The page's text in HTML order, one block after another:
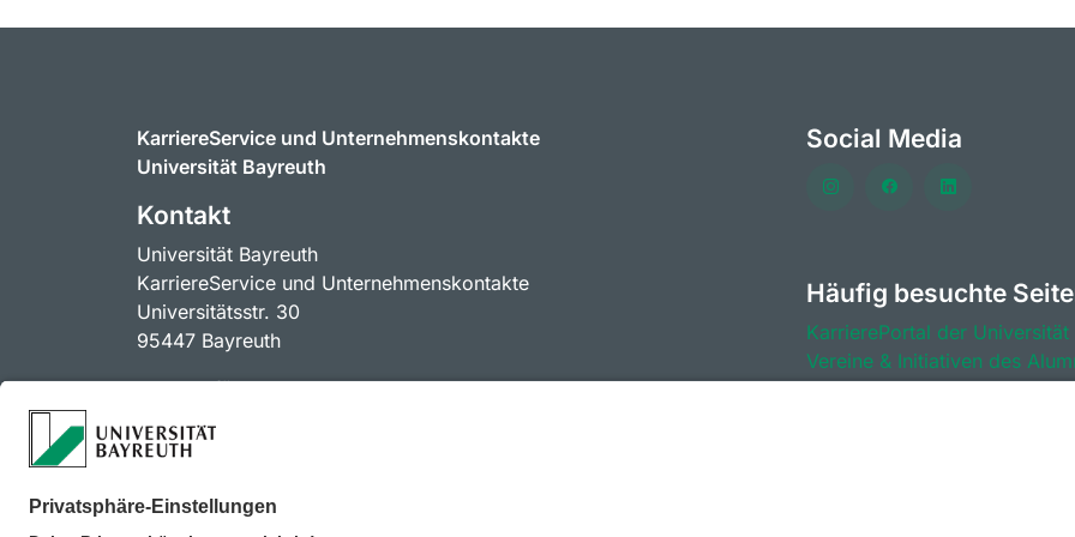
KarriereService und Unternehmenskontakte
Universität Bayreuth
Kontakt
Universität Bayreuth
KarriereService und Unternehmenskontakte
Universitätsstr. 30
95447 Bayreuth
Kontakt für Unternehmen
Kontakt für Alumni
alumni@uni-bayreuth.de
Social Media
Häufig besuchte
KarrierePortal der Universität
Vereine & Initiativen des
KarriereForum der